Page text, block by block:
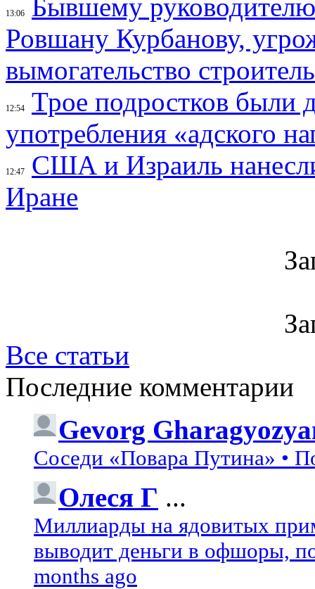
13:06
Бывшему
Ровшану Курбанову,
вымогательство
12:54
Трое подростков были
употребления «адского
12:47
США и Израиль
Иране
Все статьи
Последние комментарии
Gevorg
Соседи «Повара Путина» •
Олеся Г ...
Миллиарды на ядовитых
выводит деньги в офшоры,
months ago